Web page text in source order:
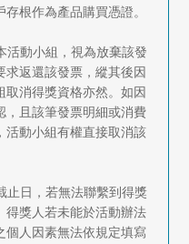
根作為產品購買憑證。
活動小組，視為放棄該發
返還該發票，縱其後因
消得獎資格亦然。如因
，且該筆發票明細或消費
活動小組有權直接取消該
止日，若無法聯繫到得獎
得獎人若未能於活動辦法
個人因素無法依規定填寫